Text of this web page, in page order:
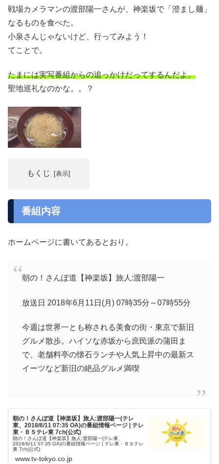
戦場カメラマンの渡部陽一さんが、神楽坂で「澄まし麺」
なるものを食べた。
小泉さんじゃないけど、行ってみよう！
てことで。
たまには実写番組からの追っかけだってするんだよ。
聖地巡礼なのかな。。？
もくじ
番組内容
ホームページに書いてあるとおり。
朝の！さんぽ道【神楽坂】旅人:渡部陽一
放送日 2018年6月11日(月) 07時35分～07時55分
今週は世界一とも称される美食の街・東京で新旧
グルメ散歩。ハイソな赤坂から庶民派の蒲田ま
で、老舗料亭の懐石ランチや人気上昇中の最新ス
イーツなど新旧の絶品グルメ満喫
朝の！さんぽ道【神楽坂】旅人:渡部陽一(テレ
東、2018/6/11 07:35 OA)の番組情報ページ | テレ
東・ＢＳテレ東 7ch(公式)
朝の！さんぽ道【神楽坂】旅人:渡部陽一(テレ東、
2018/6/11 07:35 OA)の番組情報ページ | テレ東・ＢＳテレ
東 7ch(公式)
www.tv-tokyo.co.jp